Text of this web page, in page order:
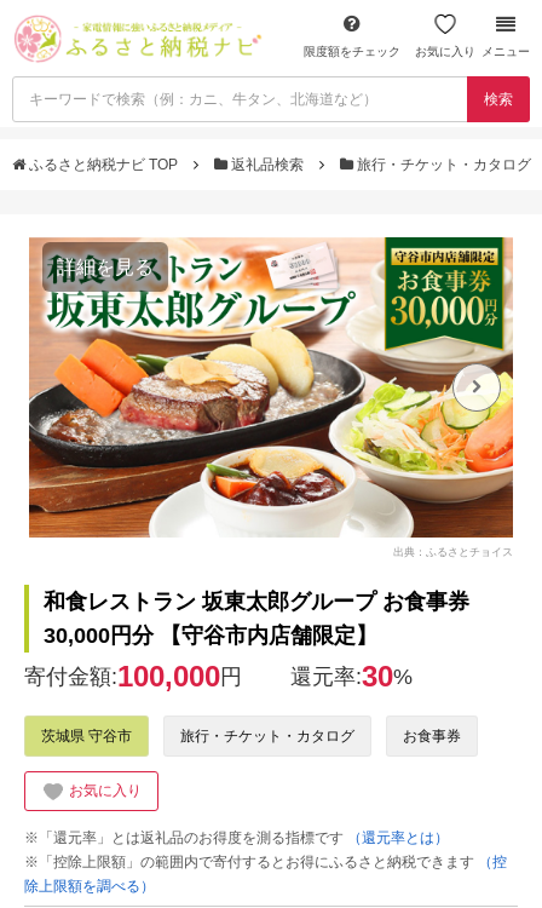
限度額をチェック お気に入り メニュー
検索
ふるさと納税ナビ TOP 返礼品検索 旅行・チケット・カタログ
詳細を見る
出典：ふるさとチョイス
和食レストラン 坂東太郎グループ お食事券
30,000円分 【守谷市内店舗限定】
寄付金額:100,000円 還元率:30%
茨城県 守谷市 旅行・チケット・カタログ お食事券
お気に入り
※「還元率」とは返礼品のお得度を測る指標です
（還元率とは）
※「控除上限額」の範囲内で寄付するとお得にふるさと納税できます
（控
除上限額を調べる）